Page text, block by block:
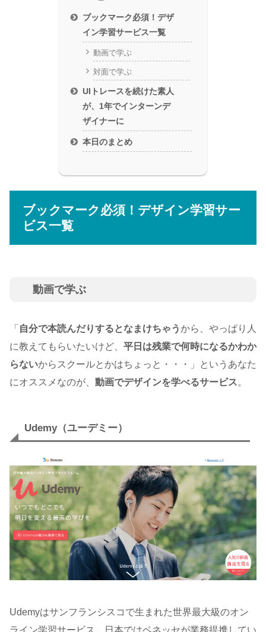
ブックマーク必須！デザ
イン学習サービス一覧
動画で学ぶ
対面で学ぶ
UIトレースを続けた素人
が、1年でインターンデ
ザイナーに
本日のまとめ
ブックマーク必須！デザイン学習サー
ビス一覧
動画で学ぶ
「 自分で本読んだりするとなまけちゃうから、やっぱり人
に教えてもらいたいけど、 平日は残業で何時になるかわか
らないからスクールとかはちょっと・・・」というあなた
にオススメなのが、 動画でデザインを学べるサービス。
Udemy（ユーデミー）
Udemyはサンフランシスコで生まれた世界最大級のオン
ライン学習サービス。日本ではベネッセが業務提携してい